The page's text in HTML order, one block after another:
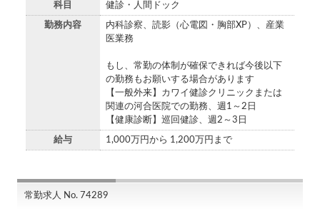
科目 健診・人間ドック
勤務内容
内科診察、読影（心電図・胸部XP）、産業
医業務
もし、常勤の体制が確保できれば今後以下
の勤務もお願いする場合があります
【一般外来】カワイ健診クリニックまたは
関連の河合医院での勤務、週1～2日
【健康診断】巡回健診、週2～3日
給与 1,000万円から 1,200万円まで
常勤求人 No. 74289